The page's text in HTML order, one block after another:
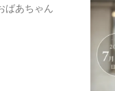
ばあちゃん